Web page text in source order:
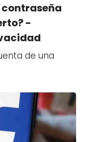
contraseña
-
de una